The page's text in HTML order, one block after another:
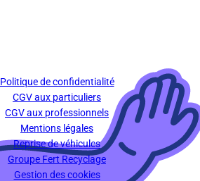
Politique de confidentialité
CGV aux particuliers
CGV aux professionnels
Mentions légales
Reprise de véhicules
Groupe Fert Recyclage
Gestion des cookies